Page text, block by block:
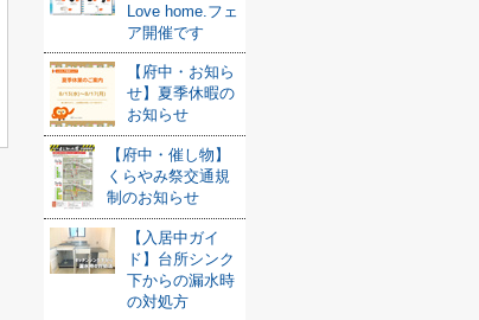
Love home.フェ
ア開催です
【府中・お知ら
せ】夏季休暇の
お知らせ
【府中・催し物】
くらやみ祭交通規
制のお知らせ
【入居中ガイ
ド】台所シンク
下からの漏水時
の対処方